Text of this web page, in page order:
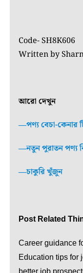
Code- SH8K606
Written by
আরো দেখুন
―পণ্য বেচা-কেনার
―নতুন পুরাতন পণ্য
―চাকুরি খুঁজুন
Post Related
Career guidance
Education tips for
better job